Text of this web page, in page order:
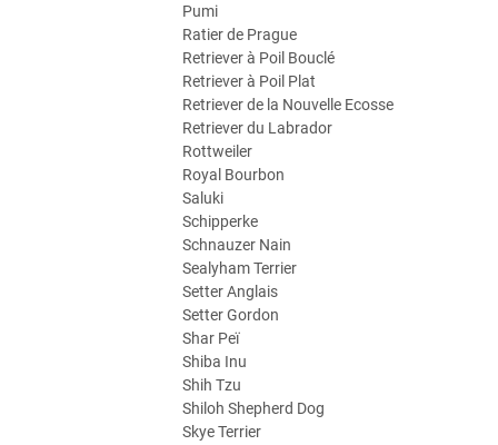
Pumi
Ratier de Prague
Retriever à Poil Bouclé
Retriever à Poil Plat
Retriever de la Nouvelle Ecosse
Retriever du Labrador
Rottweiler
Royal Bourbon
Saluki
Schipperke
Schnauzer Nain
Sealyham Terrier
Setter Anglais
Setter Gordon
Shar Peï
Shiba Inu
Shih Tzu
Shiloh Shepherd Dog
Skye Terrier